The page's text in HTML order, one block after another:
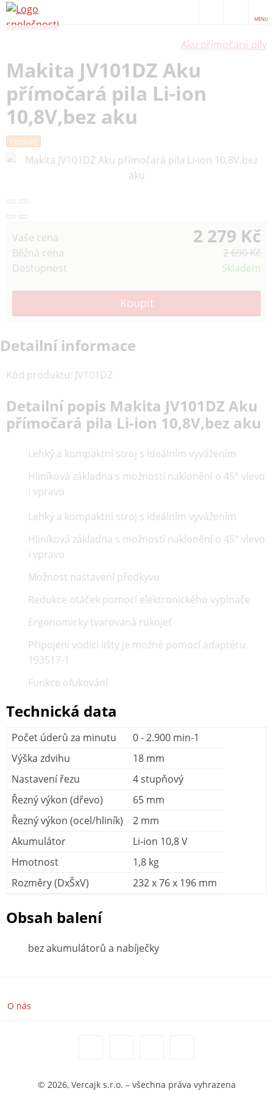
MENU
Aku přímočaré pily
Makita JV101DZ Aku
přímočará pila Li-ion
10,8V,bez aku
Výprodej
Vaše cena 2 279 Kč
Běžná cena
2 690 Kč
Dostupnost
Skladem
Detailní informace
Kód produktu: JV101DZ
Detailní popis Makita JV101DZ Aku
přímočará pila Li-ion 10,8V,bez aku
Lehký a kompaktní stroj s ideálním vyvážením
Hliníková základna s možností naklonění o 45° vlevo
i vpravo
Lehký a kompaktní stroj s ideálním vyvážením
Hliníková základna s možností naklonění o 45° vlevo
i vpravo
Možnost nastavení předkyvu
Redukce otáček pomocí elektronického vypínače
Ergonomicky tvarovaná rukojeť
Připojení vodící lišty je možné pomocí adaptéru
193517-1
Funkce ofukování
Technická data
Počet úderů za minutu
0 - 2.900 min-1
Výška zdvihu
18 mm
Nastavení řezu
4 stupňový
Řezný výkon (dřevo)
65 mm
Řezný výkon (ocel/hliník)
2 mm
Akumulátor
Li-ion 10,8 V
Hmotnost
1,8 kg
Rozměry (DxŠxV)
232 x 76 x 196 mm
Obsah balení
bez akumulátorů a nabíječky
O nás
© 2026, Vercajk s.r.o. – všechna práva vyhrazena